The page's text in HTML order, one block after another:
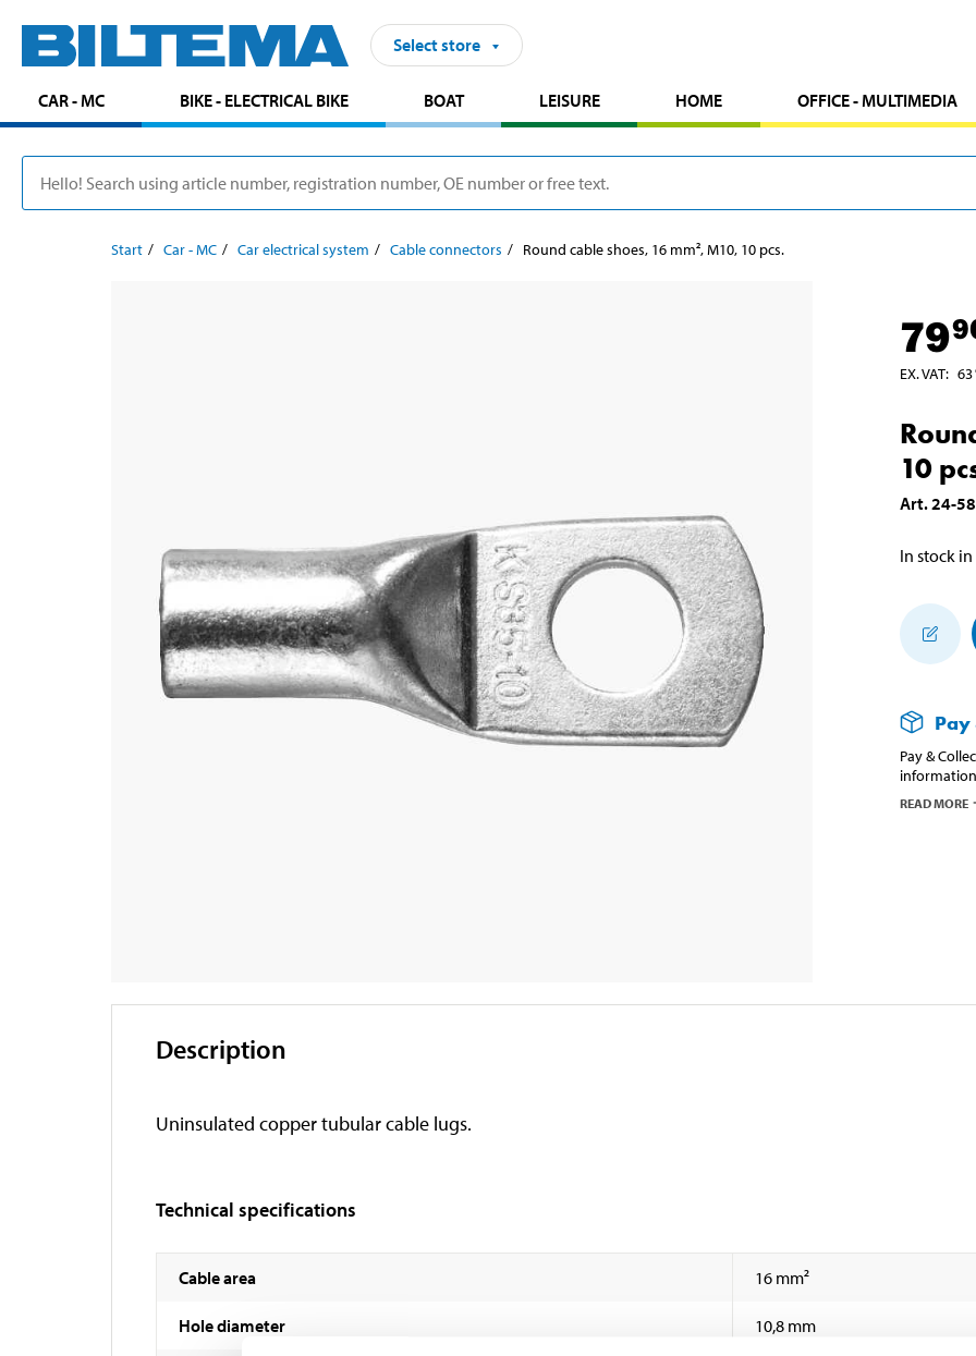
Select store
CAR - MC BIKE - ELECTRICAL BIKE BOAT LEISURE HOME OFFICE - MULTIMEDIA
Start Car - MC Car electrical system Cable connectors Round cable shoes, 16 mm², M10, 10 pcs.
79
EX. VAT: 63
10
Art.24-
In stock in
Pay
Pay &
READ MORE
Description
Uninsulated copper tubular cable lugs.
Technical specifications
Cable area 16 mm²
Hole diameter 10,8 mm